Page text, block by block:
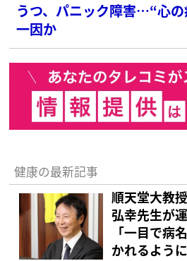
うつ、パニック障害…“心
一因か
健康の最新記事
順天堂大教
弘幸先生が
「一目で病
かれるように